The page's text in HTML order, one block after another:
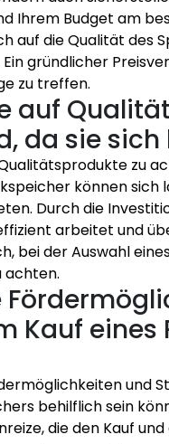
Ihrem Budget am
auf die Qualität des
gründlicher
zu treffen.
auf
da sie
zu
können sich
Durch die
arbeitet und
bei der Auswahl
achten.
Kauf
und
behilflich sein
die den Kauf